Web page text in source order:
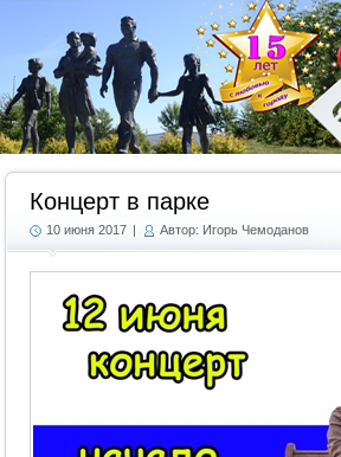
Концерт в парке
10 июня 2017 | Автор: Игорь Чемоданов